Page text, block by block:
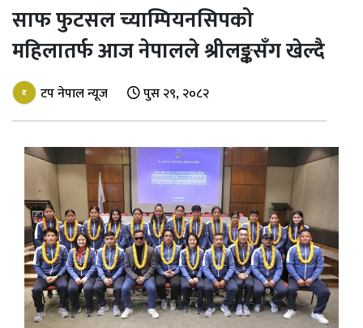
अर्थ
खेलकुद
विश्व
बिचार
अन्तर्वाता
मनोरन्जन
प्रबास
देश
स्वास्थ्य
साफ फुटसल च्याम्पियनसिपको
महिलातर्फ आज नेपालले श्रीलङ्कसँग खेल्दै
टप नेपाल न्यूज पुस २९, २०८२